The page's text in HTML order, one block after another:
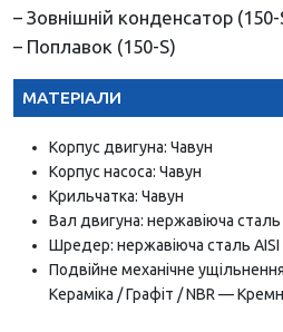
– Зовнішній конденсатор (150-
– Поплавок (150-S)
МАТЕРІАЛИ
Корпус двигуна: Чавун
Корпус насоса: Чавун
Крильчатка: Чавун
Вал двигуна: нержавіюча сталь
Шредер: нержавіюча сталь AISI
Подвійне механічне
Кераміка / Графіт / NBR —